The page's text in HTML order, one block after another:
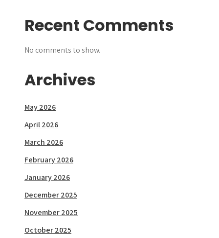
Recent Comments
No comments to show.
Archives
May 2026
April 2026
March 2026
February 2026
January 2026
December 2025
November 2025
October 2025